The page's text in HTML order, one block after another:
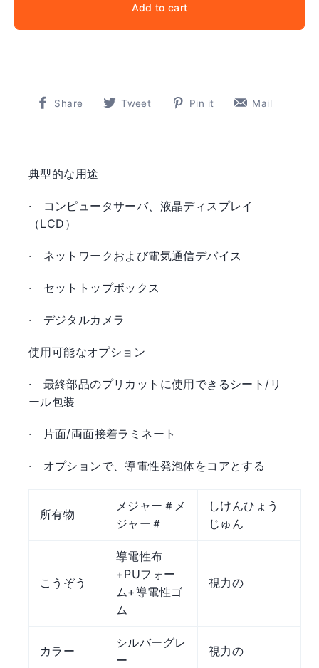
Add to cart
Share
ShareTweet
TweetPin it
Pin
Mail
典型的な用途
·
コンピュータサーバ、液晶ディスプレイ
（LCD）
· ネットワークおよび電気通信デバイス
· セットトップボックス
· デジタルカメラ
使用可能なオプション
· 最終部品のプリカットに使用できるシート/リ
ール包装
· 片面/両面接着ラミネート
· オプションで、導電性発泡体をコアとする
所有物
メジャー＃メ
ジャー＃
しけんひょう
じゅん
こうぞう
導電性布
+PUフォー
ム+導電性ゴ
ム
視力の
カラー
シルバーグレ
ー
視力の